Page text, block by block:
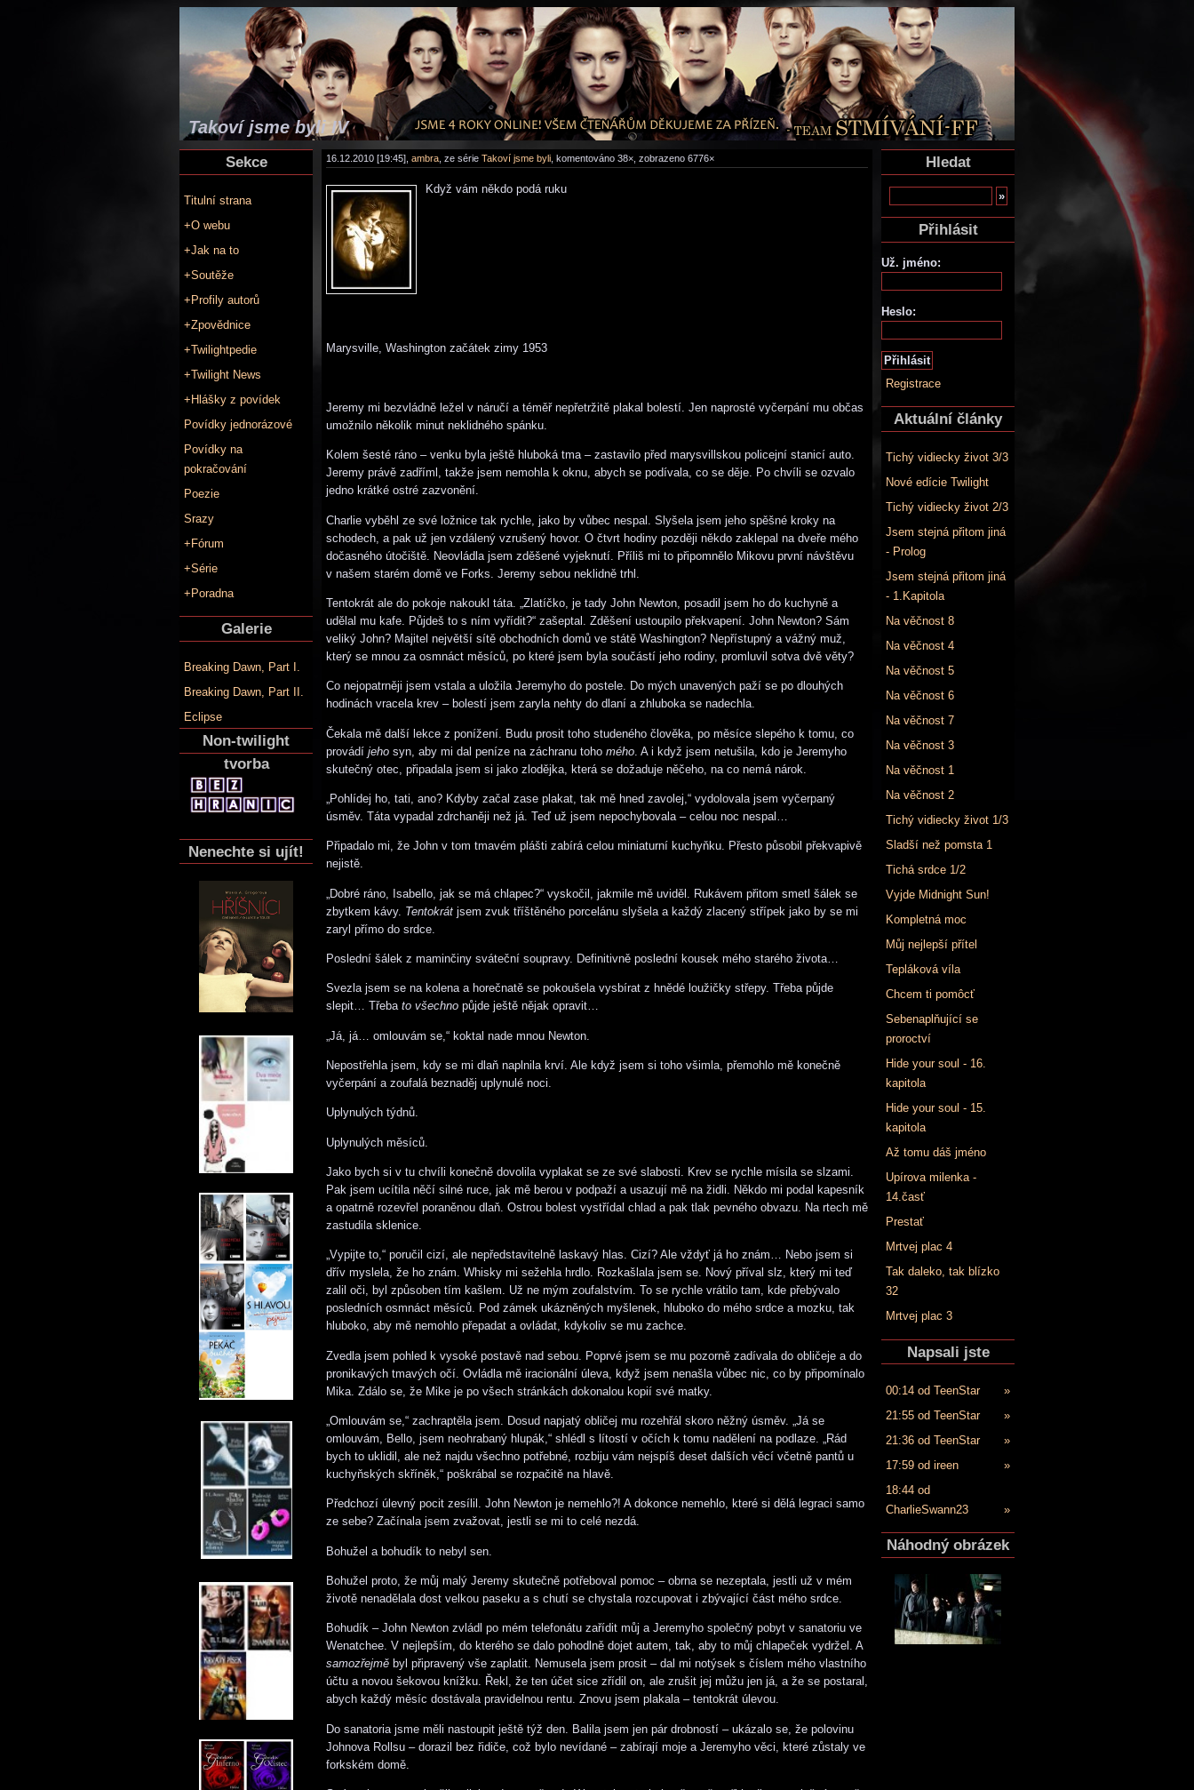
Takoví jsme byli IV
Sekce
Titulní strana
+O webu
+Jak na to
+Soutěže
+Profily autorů
+Zpovědnice
+Twilightpedie
+Twilight News
+Hlášky z povídek
Povídky jednorázové
Povídky na
pokračování
Poezie
Srazy
+Fórum
+Série
+Poradna
Galerie
Breaking Dawn, Part I.
Breaking Dawn, Part II.
Eclipse
Non-twilight
tvorba
Nenechte si ujít!
16.12.2010 [19:45], ambra , ze série Takoví jsme byli , komentováno 38×, zobrazeno 6776×
Když vám někdo podá ruku
Marysville, Washington začátek zimy 1953
Jeremy mi bezvládně ležel v náručí a téměř nepřetržitě plakal bolestí. Jen naprosté vyčerpání mu občas
umožnilo několik minut neklidného spánku.
Kolem šesté ráno – venku byla ještě hluboká tma – zastavilo před marysvillskou policejní stanicí auto.
Jeremy právě zadříml, takže jsem nemohla k oknu, abych se podívala, co se děje. Po chvíli se ozvalo
jedno krátké ostré zazvonění.
Charlie vyběhl ze své ložnice tak rychle, jako by vůbec nespal. Slyšela jsem jeho spěšné kroky na
schodech, a pak už jen vzdálený vzrušený hovor. O čtvrt hodiny později někdo zaklepal na dveře mého
dočasného útočiště. Neovládla jsem zděšené vyjeknutí. Příliš mi to připomnělo Mikovu první návštěvu
v našem starém domě ve Forks. Jeremy sebou neklidně trhl.
Tentokrát ale do pokoje nakoukl táta. „Zlatíčko, je tady John Newton, posadil jsem ho do kuchyně a
udělal mu kafe. Půjdeš to s ním vyřídit?“ zašeptal. Zděšení ustoupilo překvapení. John Newton? Sám
veliký John? Majitel největší sítě obchodních domů ve státě Washington? Nepřístupný a vážný muž,
který se mnou za osmnáct měsíců, po které jsem byla součástí jeho rodiny, promluvil sotva dvě věty?
Co nejopatrněji jsem vstala a uložila Jeremyho do postele. Do mých unavených paží se po dlouhých
hodinách vracela krev – bolestí jsem zaryla nehty do dlaní a zhluboka se nadechla.
Čekala mě další lekce z ponížení. Budu prosit toho studeného člověka, po měsíce slepého k tomu, co
provádí jeho syn, aby mi dal peníze na záchranu toho mého . A i když jsem netušila, kdo je Jeremyho
skutečný otec, připadala jsem si jako zlodějka, která se dožaduje něčeho, na co nemá nárok.
„Pohlídej ho, tati, ano? Kdyby začal zase plakat, tak mě hned zavolej,“ vydolovala jsem vyčerpaný
úsměv. Táta vypadal zdrchaněji než já. Teď už jsem nepochybovala – celou noc nespal…
Připadalo mi, že John v tom tmavém plášti zabírá celou miniaturní kuchyňku. Přesto působil překvapivě
nejistě.
„Dobré ráno, Isabello, jak se má chlapec?“ vyskočil, jakmile mě uviděl. Rukávem přitom smetl šálek se
zbytkem kávy. Tentokrát jsem zvuk tříštěného porcelánu slyšela a každý zlacený střípek jako by se mi
zaryl přímo do srdce.
Poslední šálek z maminčiny sváteční soupravy. Definitivně poslední kousek mého starého života…
Svezla jsem se na kolena a horečnatě se pokoušela vysbírat z hnědé loužičky střepy. Třeba půjde
slepit… Třeba to všechno půjde ještě nějak opravit…
„Já, já… omlouvám se,“ koktal nade mnou Newton.
Nepostřehla jsem, kdy se mi dlaň naplnila krví. Ale když jsem si toho všimla, přemohlo mě konečně
vyčerpání a zoufalá beznaděj uplynulé noci.
Uplynulých týdnů.
Uplynulých měsíců.
Jako bych si v tu chvíli konečně dovolila vyplakat se ze své slabosti. Krev se rychle mísila se slzami.
Pak jsem ucítila něčí silné ruce, jak mě berou v podpaží a usazují mě na židli. Někdo mi podal kapesník
a opatrně rozevřel poraněnou dlaň. Ostrou bolest vystřídal chlad a pak tlak pevného obvazu. Na rtech mě
zastudila sklenice.
„Vypijte to,“ poručil cizí, ale nepředstavitelně laskavý hlas. Cizí? Ale vždyť já ho znám… Nebo jsem si
dřív myslela, že ho znám. Whisky mi sežehla hrdlo. Rozkašlala jsem se. Nový příval slz, který mi teď
zalil oči, byl způsoben tím kašlem. Už ne mým zoufalstvím. To se rychle vrátilo tam, kde přebývalo
posledních osmnáct měsíců. Pod zámek ukázněných myšlenek, hluboko do mého srdce a mozku, tak
hluboko, aby mě nemohlo přepadat a ovládat, kdykoliv se mu zachce.
Zvedla jsem pohled k vysoké postavě nad sebou. Poprvé jsem se mu pozorně zadívala do obličeje a do
pronikavých tmavých očí. Ovládla mě iracionální úleva, když jsem nenašla vůbec nic, co by připomínalo
Mika. Zdálo se, že Mike je po všech stránkách dokonalou kopií své matky.
„Omlouvám se,“ zachraptěla jsem. Dosud napjatý obličej mu rozehřál skoro něžný úsměv. „Já se
omlouvám, Bello, jsem neohrabaný hlupák,“ shlédl s lítostí v očích k tomu nadělení na podlaze. „Rád
bych to uklidil, ale než najdu všechno potřebné, rozbiju vám nejspíš deset dalších věcí včetně pantů u
kuchyňských skříněk,“ poškrábal se rozpačitě na hlavě.
Předchozí úlevný pocit zesílil. John Newton je nemehlo?! A dokonce nemehlo, které si dělá legraci samo
ze sebe? Začínala jsem zvažovat, jestli se mi to celé nezdá.
Bohužel a bohudík to nebyl sen.
Bohužel proto, že můj malý Jeremy skutečně potřeboval pomoc – obrna se nezeptala, jestli už v mém
životě nenadělala dost velkou paseku a s chutí se chystala rozcupovat i zbývající část mého srdce.
Bohudík – John Newton zvládl po mém telefonátu zařídit můj a Jeremyho společný pobyt v sanatoriu ve
Wenatchee. V nejlepším, do kterého se dalo pohodlně dojet autem, tak, aby to můj chlapeček vydržel. A
samozřejmě byl připravený vše zaplatit. Nemusela jsem prosit – dal mi notýsek s číslem mého vlastního
účtu a novou šekovou knížku. Řekl, že ten účet sice zřídil on, ale zrušit jej můžu jen já, a že se postaral,
abych každý měsíc dostávala pravidelnou rentu. Znovu jsem plakala – tentokrát úlevou.
Do sanatoria jsme měli nastoupit ještě týž den. Balila jsem jen pár drobností – ukázalo se, že polovinu
Johnova Rollsu – dorazil bez řidiče, což bylo nevídané – zabírají moje a Jeremyho věci, které zůstaly ve
forkském domě.
Hledat
Přihlásit
Už. jméno:
Heslo:
Registrace
Aktuální články
Tichý vidiecky život 3/3
Nové edície Twilight
Tichý vidiecky život 2/3
Jsem stejná přitom jiná
- Prolog
Jsem stejná přitom jiná
- 1.Kapitola
Na věčnost 8
Na věčnost 4
Na věčnost 5
Na věčnost 6
Na věčnost 7
Na věčnost 3
Na věčnost 1
Na věčnost 2
Tichý vidiecky život 1/3
Sladší než pomsta 1
Tichá srdce 1/2
Vyjde Midnight Sun!
Kompletná moc
Můj nejlepší přítel
Tepláková víla
Chcem ti pomôcť
Sebenaplňující se
proroctví
Hide your soul - 16.
kapitola
Hide your soul - 15.
kapitola
Až tomu dáš jméno
Upírova milenka -
14.časť
Prestať
Mrtvej plac 4
Tak daleko, tak blízko
32
Mrtvej plac 3
Napsali jste
00:14 od TeenStar
»
21:55 od TeenStar
»
21:36 od TeenStar
»
17:59 od ireen
»
18:44 od
CharlieSwann23
»
Náhodný obrázek